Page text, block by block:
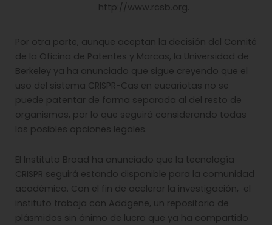
http://www.rcsb.org.
Por otra parte, aunque aceptan la decisión del Comité
de la Oficina de Patentes y Marcas, la Universidad de
Berkeley ya ha anunciado que sigue creyendo que el
uso del sistema CRISPR-Cas en eucariotas no se
puede patentar de forma separada al del resto de
organismos, por lo que seguirá considerando todas
las posibles opciones legales.
El Instituto Broad ha anunciado que la tecnología
CRISPR seguirá estando disponible para la comunidad
académica. Con el fin de acelerar la investigación, el
instituto trabaja con Addgene, un repositorio de
plásmidos sin ánimo de lucro que ya ha compartido